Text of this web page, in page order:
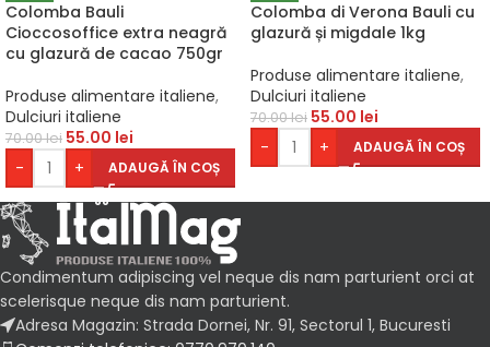
Colomba Bauli
Cioccosoffice extra neagră
cu glazură de cacao 750gr
Produse alimentare italiene,
Dulciuri italiene
70.00lei 55.00 lei
-
+ ADAUGĂ ÎN COȘ
Colomba di Verona Bauli cu
glazură și migdale 1kg
Produse alimentare italiene,
Dulciuri italiene
70.00lei 55.00 lei
-
+ ADAUGĂ ÎN COȘ
Condimentum adipiscing vel neque dis nam parturient orci at
scelerisque neque dis nam parturient.
Adresa Magazin: Strada Dornei, Nr. 91, Sectorul 1, Bucuresti